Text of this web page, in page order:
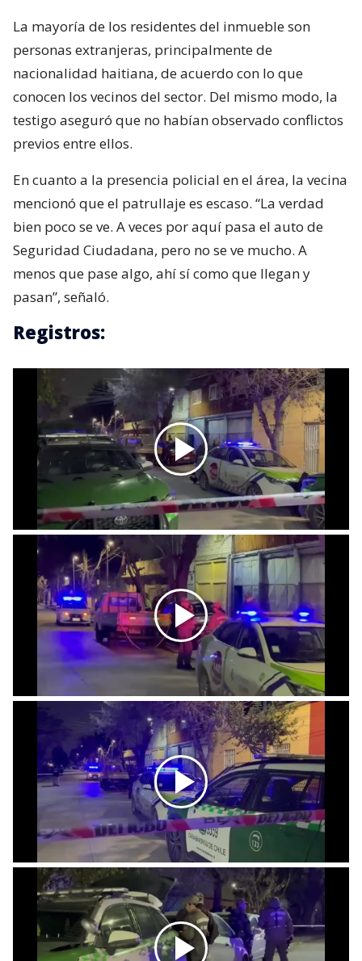
La mayoría de los residentes del inmueble son
personas extranjeras, principalmente de
nacionalidad haitiana, de acuerdo con lo que
conocen los vecinos del sector. Del mismo modo, la
testigo aseguró que no habían observado conflictos
previos entre ellos.
En cuanto a la presencia policial en el área, la vecina
mencionó que el patrullaje es escaso. “La verdad
bien poco se ve. A veces por aquí pasa el auto de
Seguridad Ciudadana, pero no se ve mucho. A
menos que pase algo, ahí sí como que llegan y
pasan”, señaló.
Registros: